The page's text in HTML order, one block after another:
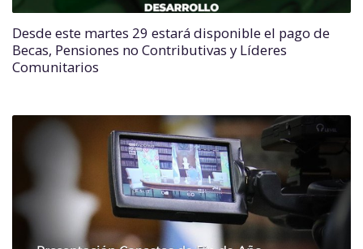
Desde este martes 29 estará disponible el pago de
Becas, Pensiones no Contributivas y Líderes
Comunitarios